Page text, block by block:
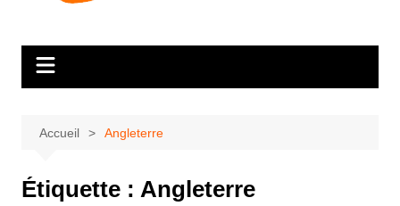
Accueil Angleterre
Étiquette : Angleterre